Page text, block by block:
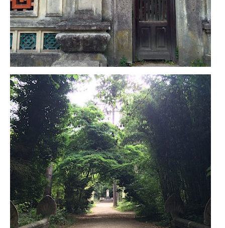
Restos coréens
Restos japonais
Restos vietnamiens